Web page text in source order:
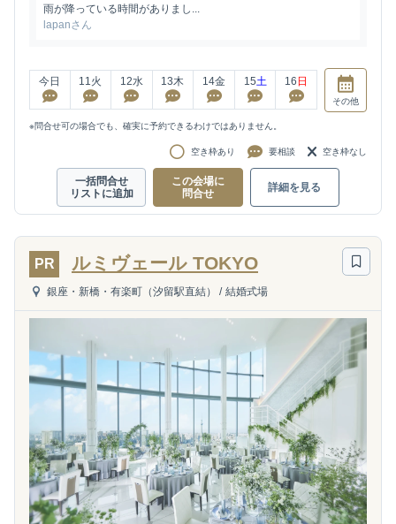
雨が降っている時間がありまし...
lapanさん
今日 11火 12水 13木 14金 15土 16 日
その他
※問合せ可の場合でも、確実に予約できるわけではありません。
空き枠あり 要相談 空き枠なし
一括問合せ
リストに追加
この会場に
問合せ
詳細を見る
PR ルミヴェール TOKYO
銀座・新橋・有楽町（汐留駅直結） / 結婚式場